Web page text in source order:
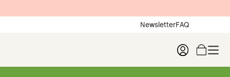
NewsletterFAQ